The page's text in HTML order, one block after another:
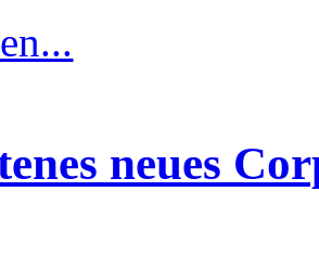
neues